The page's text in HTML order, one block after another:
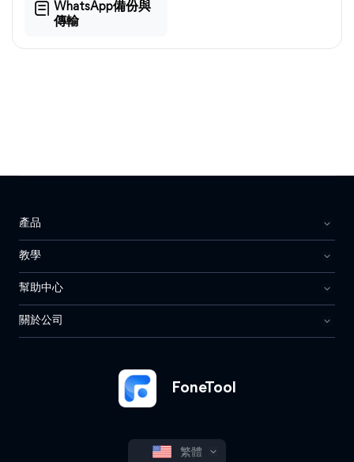
WhatsApp備份與
傳輸
FoneTool
繁體
產品
教學
幫助中心
關於公司